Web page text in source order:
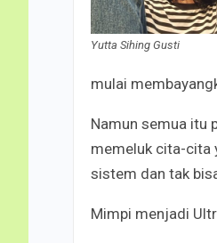
Yutta Sihing Gusti
mulai
Namun semua itu
memeluk cita-cita
sistem dan tak
Mimpi menjadi